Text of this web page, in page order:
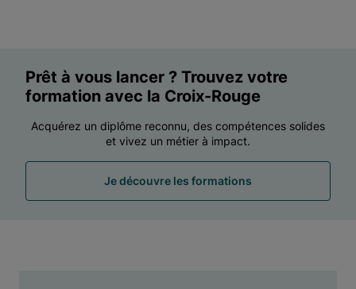
Prêt à vous lancer ? Trouvez votre
formation avec la Croix-Rouge
Acquérez un diplôme reconnu, des compétences solides
et vivez un métier à impact.
Je découvre les formations